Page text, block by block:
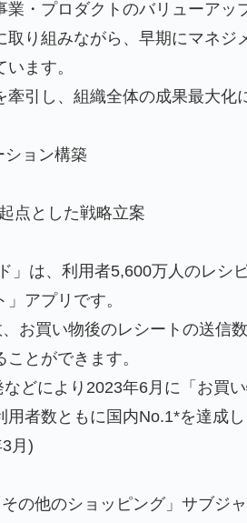
・プロダクトのバリューアッ
り組みながら、早期にマネジ
ます。
引し、組織全体の成果最大化
ョン構築
点とした戦略立案
」は、利用者5,600万人のレシ
アプリです。
お買い物後のレシートの送信
とができます。
どにより2023年6月に「お買
者数ともに国内No.1*を達成し
月)
の他のショッピング」サブジ